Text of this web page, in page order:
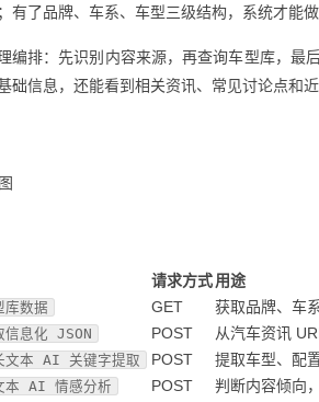
有了品牌、车系、车型三级结构，系统才能
编排：先识别内容来源，再查询车型库，最
础信息，还能看到相关资讯、常见讨论点和近
请求方式用途
库数据 GET
获取品牌、车
信息化 JSON POST
从汽车资讯
文本 AI 关键字提取 POST
提取车型、配
本 AI 情感分析 POST
判断内容倾向